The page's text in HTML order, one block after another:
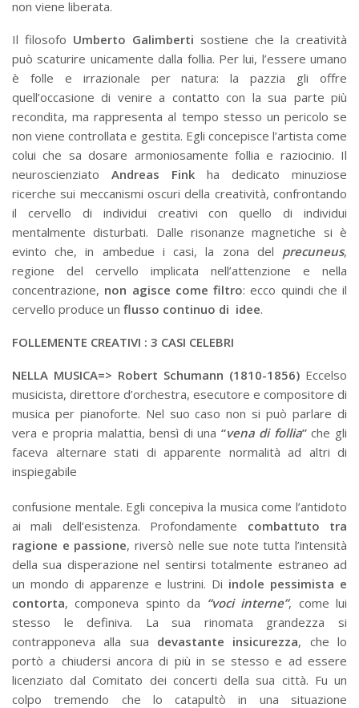
non viene liberata.
Il filosofo Umberto Galimberti sostiene che la creatività
può scaturire unicamente dalla follia. Per lui, l’essere umano
è folle e irrazionale per natura: la pazzia gli offre
quell’occasione di venire a contatto con la sua parte più
recondita, ma rappresenta al tempo stesso un pericolo se
non viene controllata e gestita. Egli concepisce l’artista come
colui che sa dosare armoniosamente follia e raziocinio. Il
neuroscienziato Andreas Fink ha dedicato minuziose
ricerche sui meccanismi oscuri della creatività, confrontando
il cervello di individui creativi con quello di individui
mentalmente disturbati. Dalle risonanze magnetiche si è
evinto che, in ambedue i casi, la zona del precuneus,
regione del cervello implicata nell’attenzione e nella
concentrazione, non agisce come filtro: ecco quindi che il
cervello produce un flusso continuo di idee.
FOLLEMENTE CREATIVI : 3 CASI CELEBRI
NELLA MUSICA=> Robert Schumann (1810-1856) Eccelso
musicista, direttore d’orchestra, esecutore e compositore di
musica per pianoforte. Nel suo caso non si può parlare di
vera e propria malattia, bensì di una “vena di follia”che gli
faceva alternare stati di apparente normalità ad altri di
inspiegabile
confusione mentale. Egli concepiva la musica come l’antidoto
ai mali dell’esistenza. Profondamente combattuto tra
ragione e passione, riversò nelle sue note tutta l’intensità
della sua disperazione nel sentirsi totalmente estraneo ad
un mondo di apparenze e lustrini. Di indole pessimista e
contorta, componeva spinto da “voci interne”, come lui
stesso le definiva. La sua rinomata grandezza si
contrapponeva alla sua devastante insicurezza, che lo
portò a chiudersi ancora di più in se stesso e ad essere
licenziato dal Comitato dei concerti della sua città. Fu un
colpo tremendo che lo catapultò in una situazione